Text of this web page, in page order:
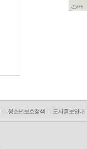
청소년보호정책 도서홍보안내